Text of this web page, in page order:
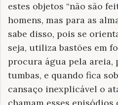
estes objetos “não são
homens, mas para as
sabe disso, pois se
seja, utiliza bastões em
procura água pela areia,
tumbas, e quando fica
cansaço inexplicável o